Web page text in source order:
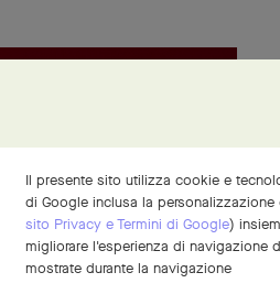
Il presente sito utilizza cookie e
di Google inclusa la
sito Privacy e Termini di Google)
migliorare l'esperienza di navigazione
mostrate durante la navigazione